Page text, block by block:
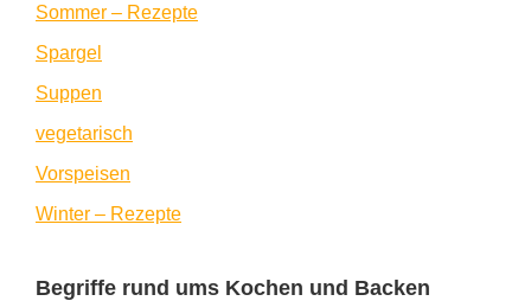
Sommer – Rezepte
Spargel
Suppen
vegetarisch
Vorspeisen
Winter – Rezepte
Begriffe rund ums Kochen und Backen